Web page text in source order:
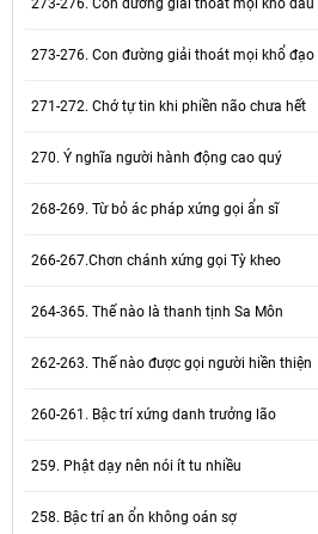
273-276. Con đường giải thoát mọi khổ đau
273-276. Con đường giải thoát mọi khổ đạo
271-272. Chớ tự tin khi phiền não chưa hết
270. Ý nghĩa người hành động cao quý
268-269. Từ bỏ ác pháp xứng gọi ẩn sĩ
266-267.Chơn chánh xứng gọi Tỳ kheo
264-365. Thế nào là thanh tịnh Sa Môn
262-263. Thế nào được gọi người hiền thiện
260-261. Bậc trí xứng danh trưởng lão
259. Phật dạy nên nói ít tu nhiều
258. Bậc trí an ổn không oán sợ